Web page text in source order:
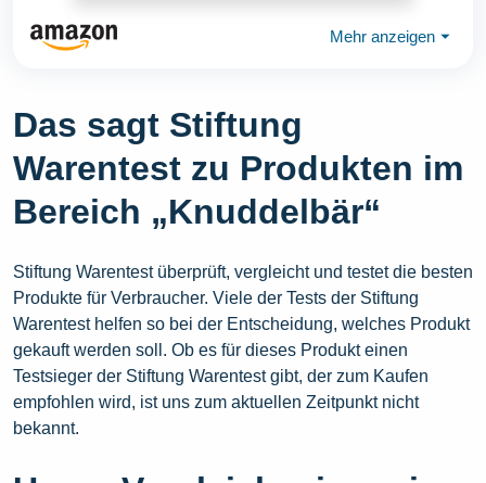
Mehr anzeigen ⏷
Das sagt Stiftung
Warentest zu Produkten im
Bereich „Knuddelbär“
Stiftung Warentest überprüft, vergleicht und testet die besten
Produkte für Verbraucher. Viele der Tests der Stiftung
Warentest helfen so bei der Entscheidung, welches Produkt
gekauft werden soll. Ob es für dieses Produkt einen
Testsieger der Stiftung Warentest gibt, der zum Kaufen
empfohlen wird, ist uns zum aktuellen Zeitpunkt nicht
bekannt.